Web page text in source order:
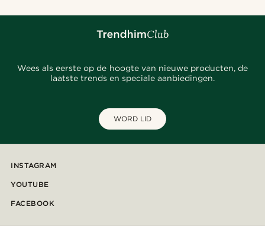
Wees als eerste op de hoogte van nieuwe producten, de
laatste trends en speciale aanbiedingen.
WORD LID
INSTAGRAM
YOUTUBE
FACEBOOK